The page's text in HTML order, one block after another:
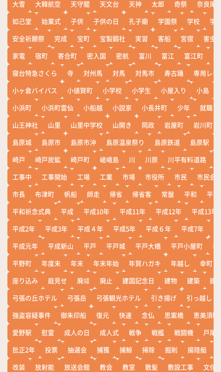
大雪 大韓航空 天守閣 天文台 天神 太郎 奇祭
奈良尾
如己堂
始業式 子供 子供の日 孔子廟 学園祭 学校
学
安全祈願祭
完成 宝町 宝製鋼社 実習 客船 宮摺
害虫
家電
宿町 寄合町 密入国 密航 富川 富江 富江町
寝台特急さくら
寺 対州馬 対馬 対馬市 寿古踊
専用レー
小ヶ倉バイパス
小値賀町 小学校 小学生 小屋入り 小島
小浜町
小浜町雲仙 小船越 小説家 小長井町 少年
就職
山王神社
山里 山里中学校 山開き 岡政 岩屋町
岩川町
島原城
島原市 島原市沖 島原温泉祭り 島原鉄道 島原駅
崎戸
崎戸炭鉱 崎戸町 嵯峨島 川 川原 川平有料道路
工事中
工事開始 工場 工業 市場 市役所 市民
市民会
市長
布津町 帆船 師走 帰省 帰省客 常盤 平和
平
平和祈念式典
平成 平成10年 平成11年 平成12年
平成13年
平成2年
平成3年 平成４年 平成5年 平成６年 平成7年
平成元年
平成新山 平戸 平戸城 平戸大橋 平戸小屋町
平
平野町
年度末 年末 年末年始 年賀ハガキ 年越し
幸町
座り込み
庭見せ 廃墟 廃止 建国記念日 建物 建築
建
弓張の丘ホテル
弓張岳 弓張観光ホテル 引き揚げ
引っ越し
強盗容疑事件
御朱印船 復元 快速 念仏 思案橋
恵美須町
愛野駅
慰霊 成人の日 成人式 戦争 戦艦 戦闘機
戸尾
批正2年
投票 抽選会 捕獲 捕鯨 掃除 掘削 揚陸艇
改装
放射能 放送会館 教会 教室 散髪 敷設工事
文化